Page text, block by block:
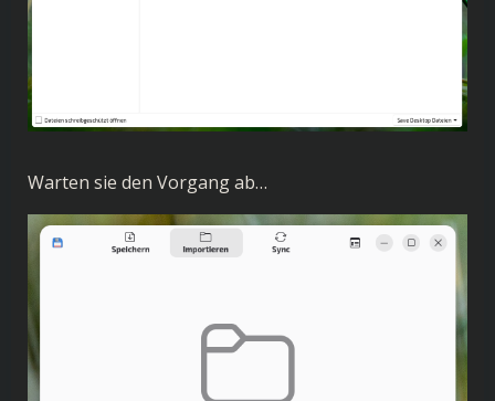
Warten sie den Vorgang ab…